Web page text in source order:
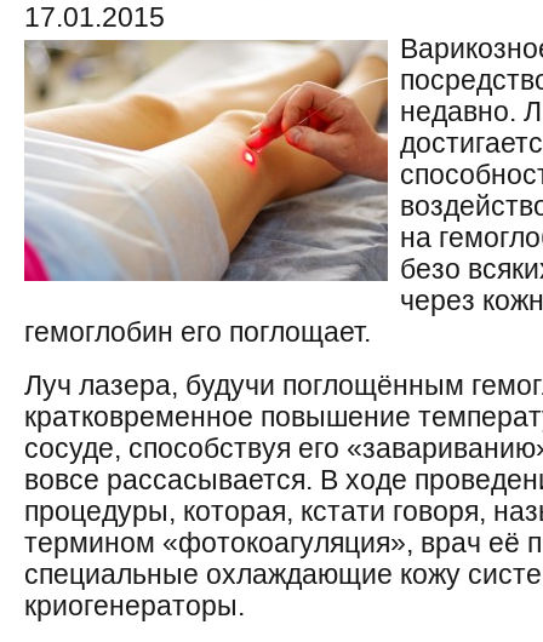
17.01.2015
недавно.
на
безо
через
гемоглобин его поглощает.
Луч лазера, будучи поглощённым
кратковременное повышение
сосуде, способствуя его
вовсе рассасывается. В ходе
процедуры, которая, кстати говоря,
термином «фотокоагуляция», врач её
специальные охлаждающие кожу
криогенераторы.